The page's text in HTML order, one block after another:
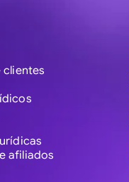
afiliados